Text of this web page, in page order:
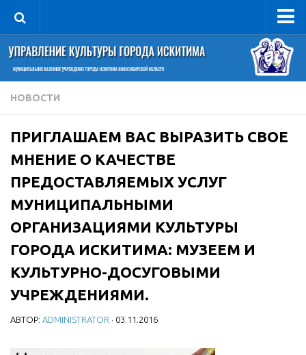
Управление
Руководитель
Сведения об организации
Книга почета культуры
Фотогалерея
Документы
Учредительные документы
Правовая база
Противодействие коррупции
Отчеты о деятельности
Учреждения культуры
МБУ Дом культуры «Молодость»
НОВОСТИ
ПРИГЛАШАЕМ ВАС ВЫРАЗИТЬ СВОЕ
МНЕНИЕ О КАЧЕСТВЕ
ПРЕДОСТАВЛЯЕМЫХ УСЛУГ
МУНИЦИПАЛЬНЫМИ
ОРГАНИЗАЦИЯМИ КУЛЬТУРЫ
ГОРОДА ИСКИТИМА: МУЗЕЕМ И
КУЛЬТУРНО-ДОСУГОВЫМИ
УЧРЕЖДЕНИЯМИ.
АВТОР: ADMINISTRATOR · 03.11.2016